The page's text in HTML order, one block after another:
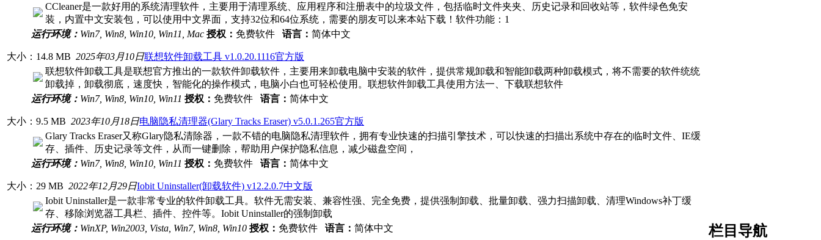
CCleaner是一款好用的系统清理软件，主要用于清理系统、应用程序和注册表中的垃圾文件，包括临时文件夹夹、历史记录和回收站等，软件绿色免安
装，内置中文安装包，可以使用中文界面，支持32位和64位系统，需要的朋友可以来本站下载！软件功能：1
运行环境： Win7, Win8, Win10, Win11, Mac 授权： 免费软件 语言： 简体中文
大小：14.8 MB 2025年03月10日联想软件卸载工具 v1.0.20.1116官方版
联想软件卸载工具是联想官方推出的一款软件卸载软件，主要用来卸载电脑中安装的软件，提供常规卸载和智能卸载两种卸载模式，将不需要的软件统统
卸载掉，卸载彻底，速度快，智能化的操作模式，电脑小白也可轻松使用。联想软件卸载工具使用方法一、下载联想软件
运行环境： Win7, Win8, Win10, Win11 授权： 免费软件 语言： 简体中文
大小：9.5 MB 2023年10月18日电脑隐私清理器(Glary Tracks Eraser) v5.0.1.265官方版
Glary Tracks Eraser又称Glary隐私清除器，一款不错的电脑隐私清理软件，拥有专业快速的扫描引擎技术，可以快速的扫描出系统中存在的临时文件、IE缓
存、插件、历史记录等文件，从而一键删除，帮助用户保护隐私信息，减少磁盘空间，
运行环境： Win7, Win8, Win10, Win11 授权： 免费软件 语言： 简体中文
大小：29 MB 2022年12月29日Iobit Uninstaller(卸载软件) v12.2.0.7中文版
Iobit Uninstaller是一款非常专业的软件卸载工具。软件无需安装、兼容性强、完全免费，提供强制卸载、批量卸载、强力扫描卸载、清理Windows补丁缓
存、移除浏览器工具栏、插件、控件等。Iobit Uninstaller的强制卸载
运行环境： WinXP, Win2003, Vista, Win7, Win8, Win10 授权： 免费软件 语言： 简体中文 栏目导航